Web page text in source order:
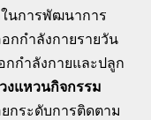
นการพัฒนาการ
กกำลังกายรายวัน
กกำลังกายและปลูก
วงแหวนกิจกรรม
กระดับการติดตาม